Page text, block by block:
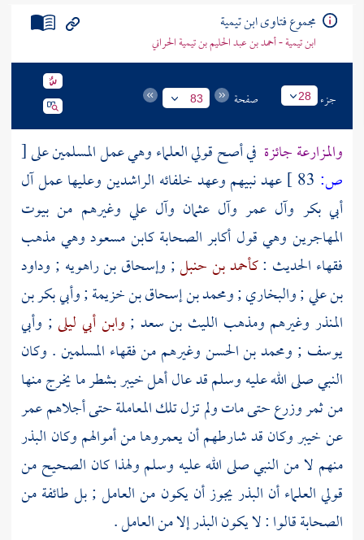
مجموع فتاوى ابن تيمية
ابن تيمية - أحمد بن عبد الحليم بن تيمية الحراني
جزء 28 صفحة 83
والمزارعة جائزة في أصح قولي العلماء وهي عمل المسلمين على[
ص:
عهد نبيهم وعهد خلفائه الراشدين وعليها عملآل
أبي بكر وآل عمر وآل عثمان وآل علي وغيرهم من بيوت
المهاجرين وهي قول أكابرالصحابةكابن مسعودوهي مذهب
فقهاء الحديث :كأحمد بن حنبل; وإسحاق بن راهويه ; وداود
بن علي;والبخاري;ومحمد بن إسحاق بن خزيمة;وأبي بكر بن
المنذر وغيرهم ومذهب الليث بن سعد ; وابن أبي ليلى; وأبي
يوسف ; ومحمد بن الحسنوغيرهم من فقهاء المسلمين . وكان
النبي صلى الله عليه وسلم قد عالأهلخيبربشطر ما يخرج منها
من ثمر وزرع حتى مات ولم تزل تلك المعاملة حتى أجلاهمعمر
عنخيبروكان قد شارطهم أن يعمروها من أموالهم وكان البذر
منهم لا من النبي صلى الله عليه وسلم ولهذا كان الصحيح من
قولي العلماء أن البذر يجوز أن يكون من العامل ; بل طائفة من
الصحابةقالوا : لا يكون البذر إلا من العامل .